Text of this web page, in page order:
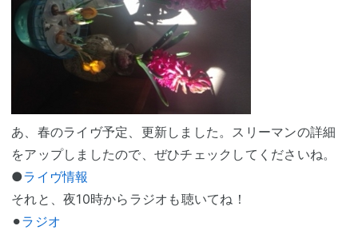
あ、春のライヴ予定、更新しました。スリーマンの詳細
をアップしましたので、ぜひチェックしてくださいね。
●ライヴ情報
それと、夜10時からラジオも聴いてね！
⚫︎ラジオ